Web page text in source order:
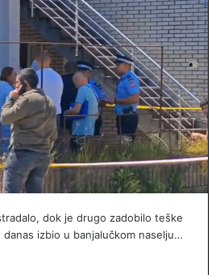
dok je drugo zadobilo teške
izbio u banjalučkom naselju…